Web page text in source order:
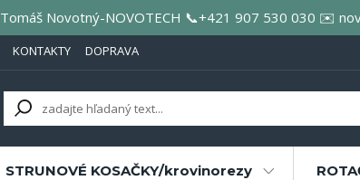
Tomáš Novotný-NOVOTECH 📞+421 907 530 030 ✉️
KONTAKTY DOPRAVA
STRUNOVÉ KOSAČKY/krovinorezy